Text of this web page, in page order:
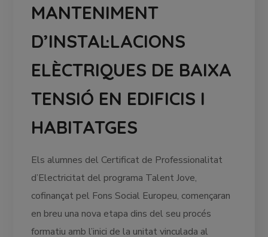
MANTENIMENT
D’INSTAL·LACIONS
ELÈCTRIQUES DE BAIXA
TENSIÓ EN EDIFICIS I
HABITATGES
Els alumnes del Certificat de Professionalitat
d’Electricitat del programa Talent Jove,
cofinançat pel Fons Social Europeu, començaran
en breu una nova etapa dins del seu procés
formatiu amb l’inici de la unitat vinculada al